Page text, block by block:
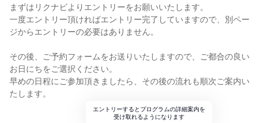
まずはリクナビよりエントリーをお願いいたします。
一度エントリー頂ければエントリー完了していますので、別ペー
ジからエントリーの必要はありません。
その後、ご予約フォームをお送りいたしますので、ご都合の良い
お日にちをご選択ください。
早めの日程にご参加頂きましたら、その後の流れも順次ご案内い
たします。
エントリーするとプログラムの詳細案内を
受け取れるようになります